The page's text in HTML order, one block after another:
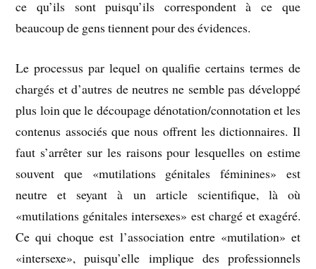
ce qu’ils sont puisqu’ils correspondent à ce que
beaucoup de gens tiennent pour des évidences.
Le processus par lequel on qualifie certains termes de
chargés et d’autres de neutres ne semble pas développé
plus loin que le découpage dénotation/connotation et les
contenus associés que nous offrent les dictionnaires. Il
faut s’arrêter sur les raisons pour lesquelles on estime
souvent que «mutilations génitales féminines» est
neutre et seyant à un article scientifique, là où
«mutilations génitales intersexes» est chargé et exagéré.
Ce qui choque est l’association entre «mutilation» et
«intersexe», puisqu’elle implique des professionnels